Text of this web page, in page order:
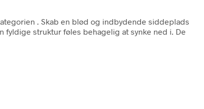
. Skab en blød og indbydende siddeplads
struktur føles behagelig at synke ned i. De